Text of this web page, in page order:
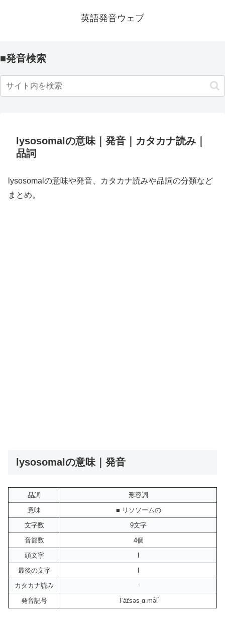
英語発音ウェブ
■発音検索
lysosomalの意味｜発音｜カタカナ読み｜
品詞
lysosomalの意味や発音、カタカナ読みや品詞の分類など
まとめ。
lysosomalの意味｜発音
品詞
形容詞
意味
■ リソソームの
文字数
9文字
音節数
4個
頭文字
最後の文字
カタカナ読み
–
発音記号
lˈa͡ɪsəsˌɑːmə͡l